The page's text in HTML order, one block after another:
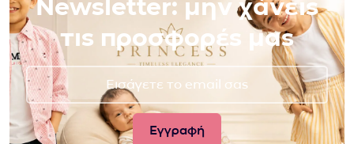
Newsletter: μην χάνεις
τις προσφορές μας